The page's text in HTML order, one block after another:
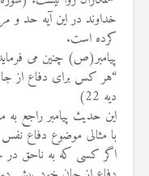
خداوند در این آیه حد و
کرده است.
پیامبر(ص) چنین می
“هر کس برای دفاع از
دیه 22)
این حدیث پیامبر راجع
با مثالی موضوع دفاع
اگر کسی که به ناحق